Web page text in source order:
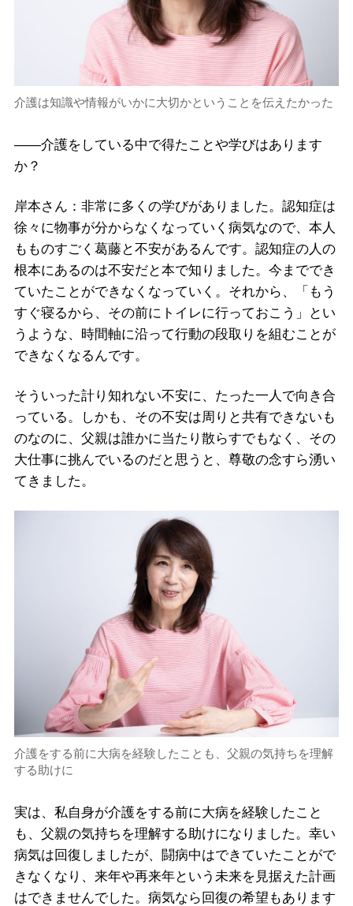
介護は知識や情報がいかに大切かということを伝えたかった
――介護をしている中で得たことや学びはあります
か？
岸本さん：非常に多くの学びがありました。認知症は
徐々に物事が分からなくなっていく病気なので、本人
もものすごく葛藤と不安があるんです。認知症の人の
根本にあるのは不安だと本で知りました。今まででき
ていたことができなくなっていく。それから、「もう
すぐ寝るから、その前にトイレに行っておこう」とい
うような、時間軸に沿って行動の段取りを組むことが
できなくなるんです。
そういった計り知れない不安に、たった一人で向き合
っている。しかも、その不安は周りと共有できないも
のなのに、父親は誰かに当たり散らすでもなく、その
大仕事に挑んでいるのだと思うと、尊敬の念すら湧い
てきました。
介護をする前に大病を経験したことも、父親の気持ちを理解
する助けに
実は、私自身が介護をする前に大病を経験したこと
も、父親の気持ちを理解する助けになりました。幸い
病気は回復しましたが、闘病中はできていたことがで
きなくなり、来年や再来年という未来を見据えた計画
はできませんでした。病気なら回復の希望もあります